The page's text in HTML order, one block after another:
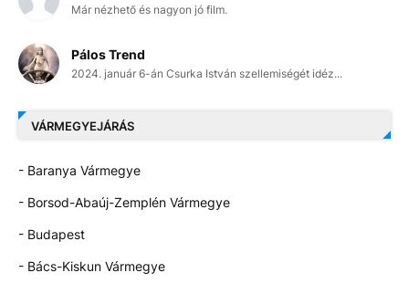
Már nézhető és nagyon jó film.
Pálos Trend
2024. január 6-án Csurka István szellemiségét idéz...
VÁRMEGYEJÁRÁS
- Baranya Vármegye
- Borsod-Abaúj-Zemplén Vármegye
- Budapest
- Bács-Kiskun Vármegye